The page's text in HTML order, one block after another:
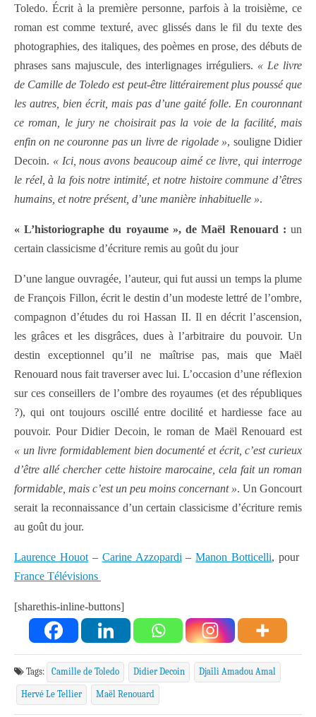
Toledo. Écrit à la première personne, parfois à la troisième, ce
roman est comme texturé, avec glissés dans le fil du texte des
photographies, des italiques, des poèmes en prose, des débuts de
phrases sans majuscule, des interlignages irréguliers. « Le livre
de Camille de Toledo est peut-être littérairement plus poussé que
les autres, bien écrit, mais pas d’une gaité folle. En couronnant
ce roman, le jury ne choisirait pas la voie de la facilité, mais
enfin on ne couronne pas un livre de rigolade », souligne Didier
Decoin. « Ici, nous avons beaucoup aimé ce livre, qui interroge
le réel, à la fois notre intimité, et notre histoire commune d’êtres
humains, et notre présent, d’une manière inhabituelle ».
« L’historiographe du royaume », de Maël Renouard : un
certain classicisme d’écriture remis au goût du jour
D’une langue ouvragée, l’auteur, qui fut aussi un temps la plume
de François Fillon, écrit le destin d’un modeste lettré de l’ombre,
compagnon d’études du roi Hassan II. Il en décrit l’ascension,
les grâces et les disgrâces, dues à l’arbitraire du pouvoir. Un
destin exceptionnel qu’il ne maîtrise pas, mais que Maël
Renouard nous fait traverser avec lui. L’occasion d’une réflexion
sur ces conseillers de l’ombre des royaumes (et des républiques
?), qui ont toujours oscillé entre docilité et hardiesse face au
pouvoir. Pour Didier Decoin, le roman de Maël Renouard est
« un livre formidablement bien documenté et écrit, c’est curieux
d’être allé chercher cette histoire marocaine, cela fait un roman
formidable, mais c’est un peu moins concernant ». Un Goncourt
serait la reconnaissance d’un certain classicisme d’écriture remis
au goût du jour.
Laurence Houot– Carine Azzopardi –Manon Botticelli, pour
France Télévisions
[sharethis-inline-buttons]
Tags: Camille de Toledo Didier Decoin Djaïli Amadou Amal
Hervé Le Tellier Maël Renouard